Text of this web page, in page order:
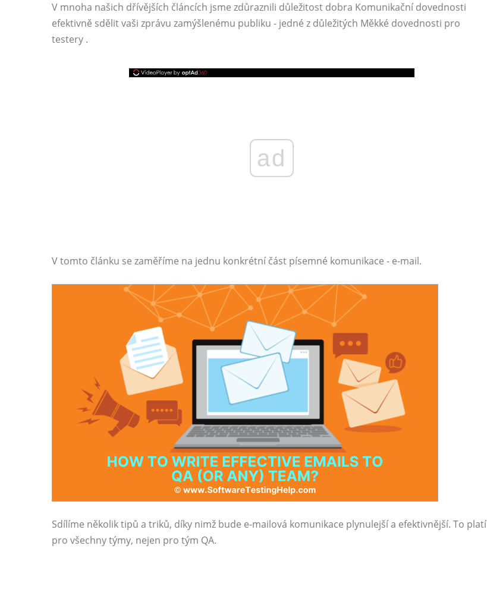
V mnoha našich dřívějších článcích jsme zdůraznili důležitost dobra Komunikační dovednosti
efektivně sdělit vaši zprávu zamýšlenému publiku - jedné z důležitých Měkké dovednosti pro
testery .
ad
V tomto článku se zaměříme na jednu konkrétní část písemné komunikace - e-mail.
Sdílíme několik tipů a triků, díky nimž bude e-mailová komunikace plynulejší a efektivnější. To platí
pro všechny týmy, nejen pro tým QA.